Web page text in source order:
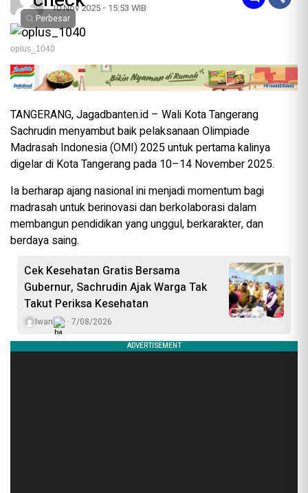
10 Nov 2025 - 15:53 WIB
Perbesar
oplus_1040
TANGERANG, Jagadbanten.id – Wali Kota Tangerang
Sachrudin menyambut baik pelaksanaan Olimpiade
Madrasah Indonesia (OMI) 2025 untuk pertama kalinya
digelar di Kota Tangerang pada 10–14 November 2025.
Ia berharap ajang nasional ini menjadi momentum bagi
madrasah untuk berinovasi dan berkolaborasi dalam
membangun pendidikan yang unggul, berkarakter, dan
berdaya saing.
Cek Kesehatan Gratis Bersama
Gubernur, Sachrudin Ajak Warga Tak
Takut Periksa Kesehatan
Iwan 7/08/2026